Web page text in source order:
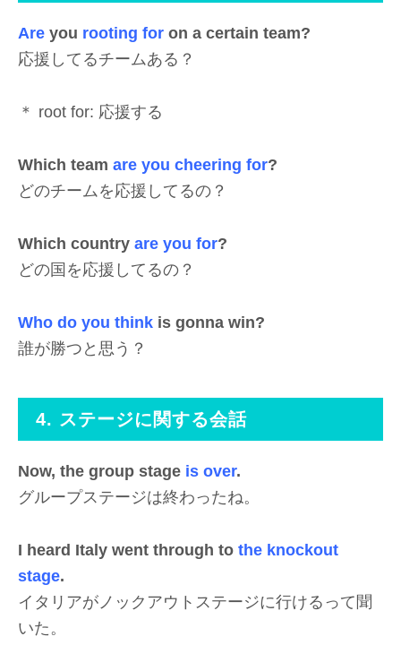
Are you rooting for on a certain team?
応援してるチームある？
＊ root for: 応援する
Which team are you cheering for?
どのチームを応援してるの？
Which country are you for?
どの国を応援してるの？
Who do you think is gonna win?
誰が勝つと思う？
4. ステージに関する会話
Now, the group stage is over.
グループステージは終わったね。
I heard Italy went through to the knockout
stage.
イタリアがノックアウトステージに行けるって聞
いた。